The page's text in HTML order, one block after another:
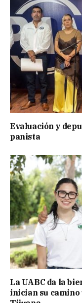
Evaluación y
panista
La UABC da la
inician su